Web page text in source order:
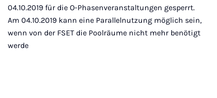
04.10.2019 für die O-Phasenveranstaltungen gesperrt.
Am 04.10.2019 kann eine Parallelnutzung möglich sein,
wenn von der FSET die Poolräume nicht mehr benötigt
werde